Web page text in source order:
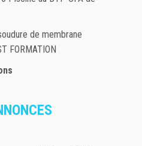
de membrane
FORMATION